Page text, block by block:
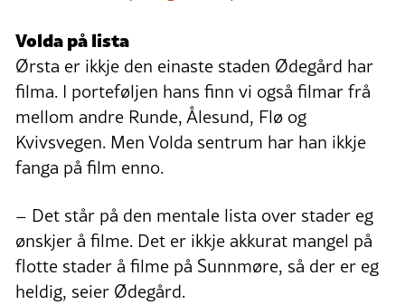
Volda på lista
Ørsta er ikkje den einaste staden Ødegård har
filma. I porteføljen hans finn vi også filmar frå
mellom andre Runde, Ålesund, Flø og
Kvivsvegen. Men Volda sentrum har han ikkje
fanga på film enno.
– Det står på den mentale lista over stader eg
ønskjer å filme. Det er ikkje akkurat mangel på
flotte stader å filme på Sunnmøre, så der er eg
heldig, seier Ødegård.